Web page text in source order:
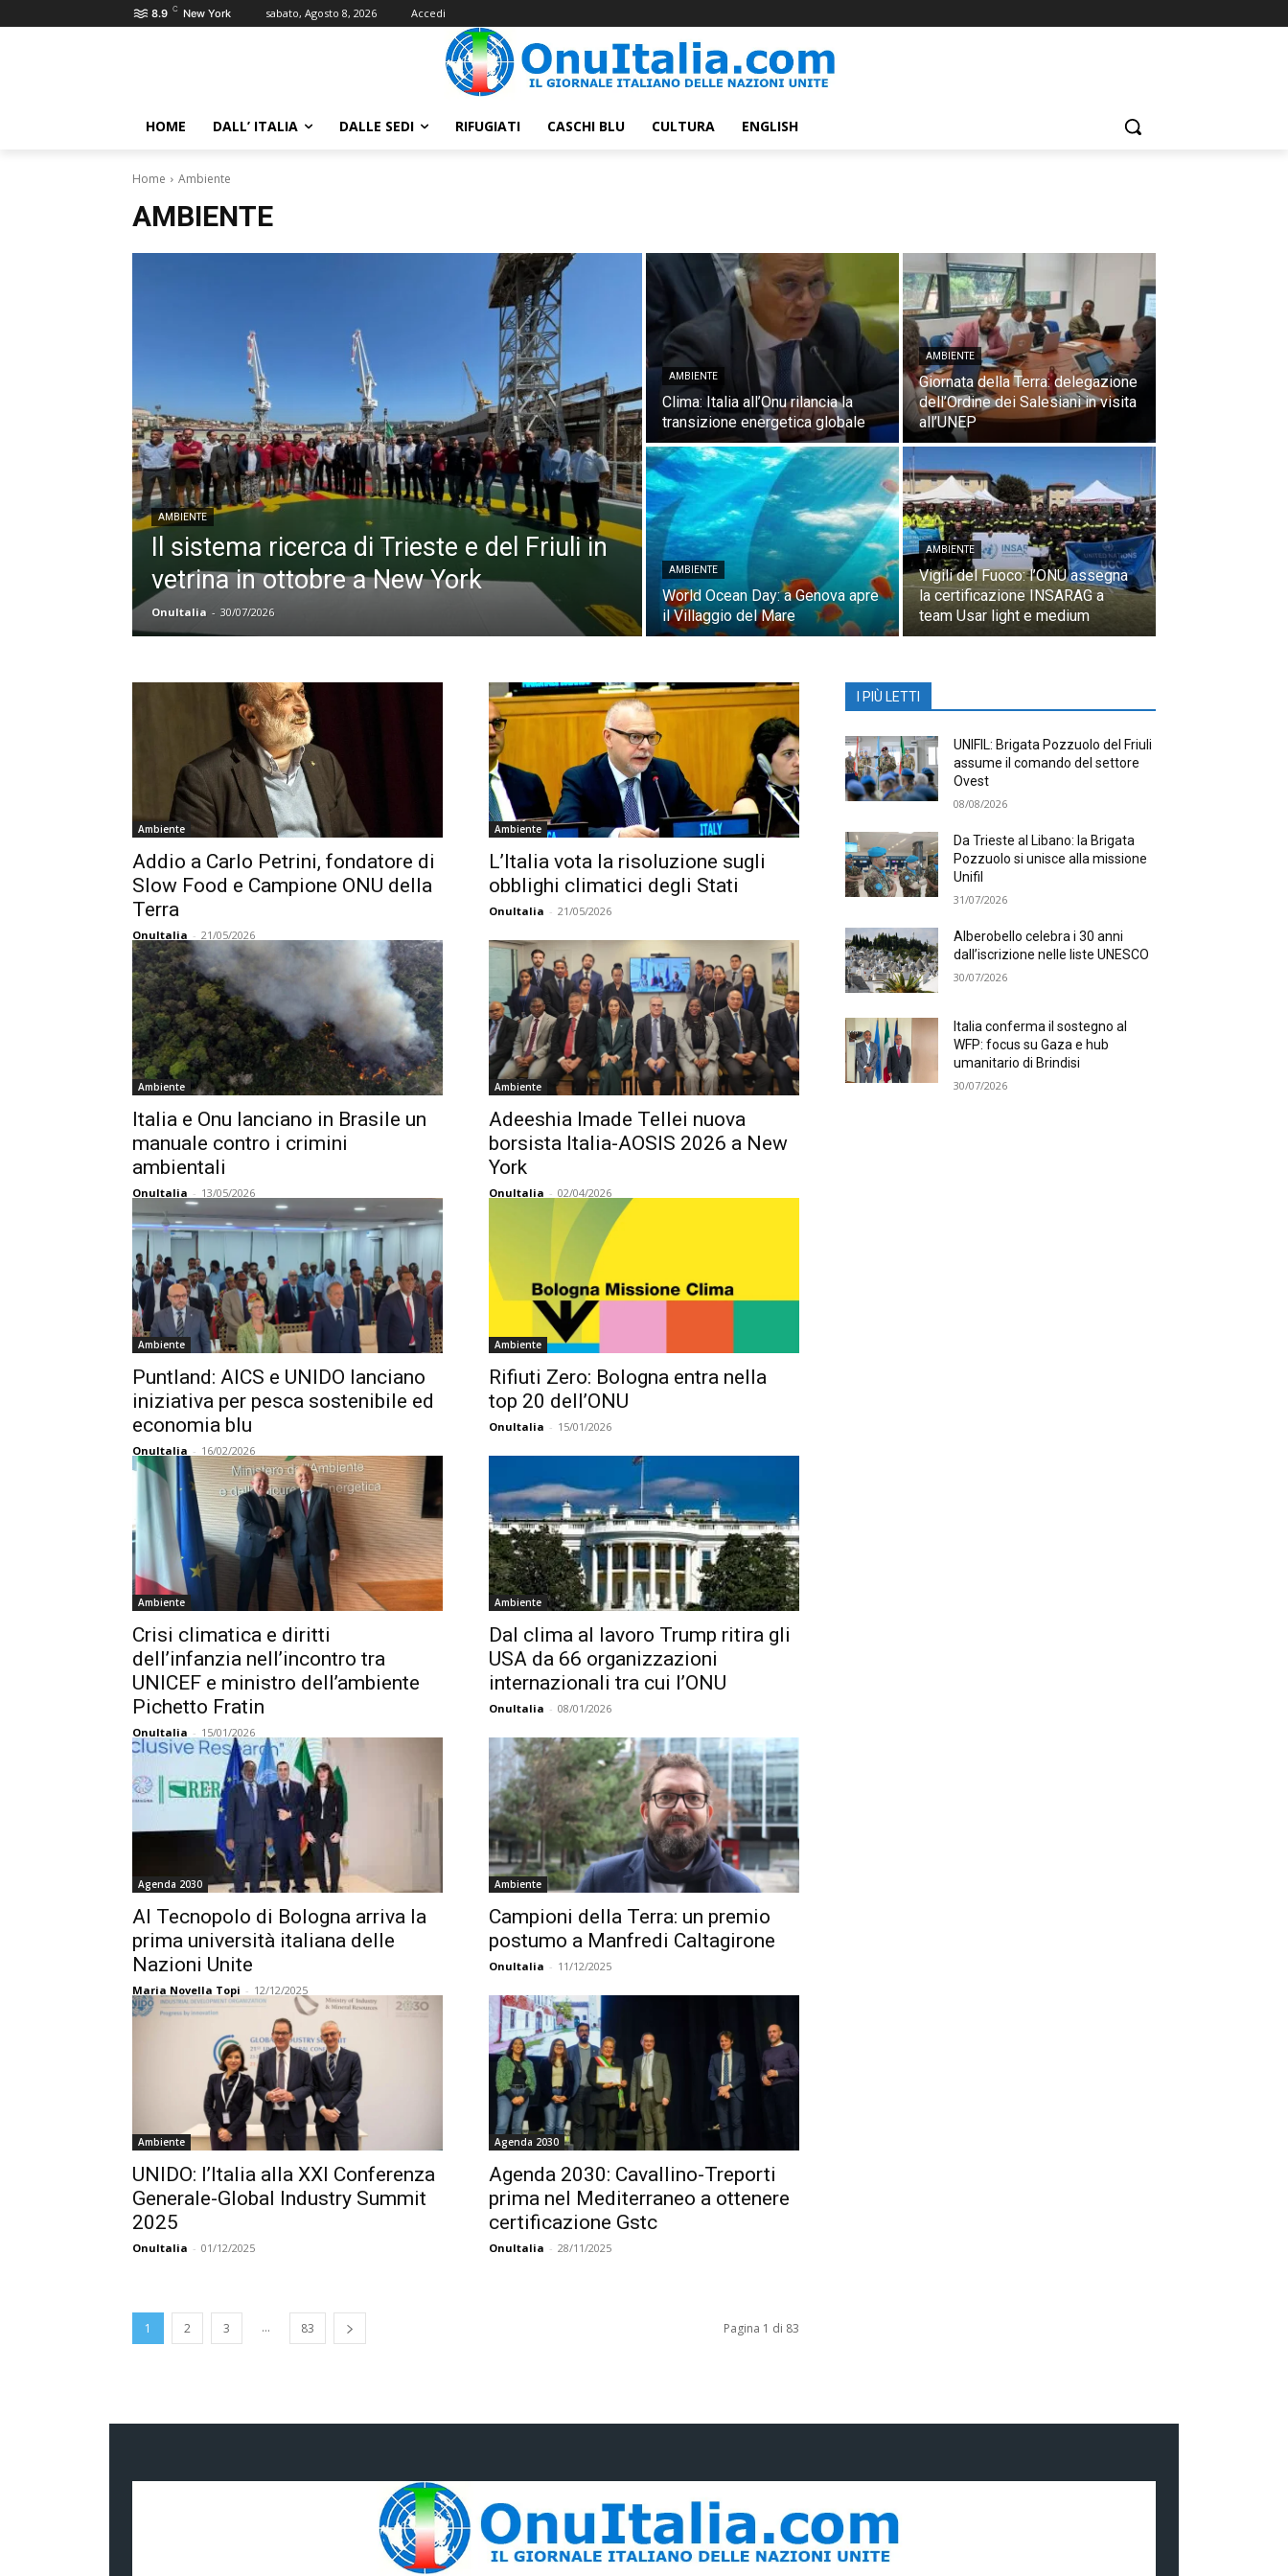
8.9 C New York sabato, Agosto 8, 2026 Accedi
HOME DALL’ ITALIA DALLE SEDI RIFUGIATI CASCHI BLU CULTURA ENGLISH
Home Ambiente
AMBIENTE
AMBIENTE
Il sistema ricerca di Trieste e del Friuli in
vetrina in ottobre a New York
OnuItalia - 30/07/2026
AMBIENTE
Clima: Italia all’Onu rilancia la
transizione energetica globale
AMBIENTE
Giornata della Terra: delegazione
dell’Ordine dei Salesiani in visita
all’UNEP
AMBIENTE
World Ocean Day: a Genova apre
il Villaggio del Mare
AMBIENTE
Vigili del Fuoco: l’ONU assegna
la certificazione INSARAG a
team Usar light e medium
Ambiente
Addio a Carlo Petrini, fondatore di
Slow Food e Campione ONU della
Terra
OnuItalia - 21/05/2026
Ambiente
L’Italia vota la risoluzione sugli
obblighi climatici degli Stati
OnuItalia - 21/05/2026
Ambiente
Italia e Onu lanciano in Brasile un
manuale contro i crimini
ambientali
OnuItalia - 13/05/2026
Ambiente
Adeeshia Imade Tellei nuova
borsista Italia-AOSIS 2026 a New
York
OnuItalia - 02/04/2026
Ambiente
Puntland: AICS e UNIDO lanciano
iniziativa per pesca sostenibile ed
economia blu
OnuItalia - 16/02/2026
Ambiente
Rifiuti Zero: Bologna entra nella
top 20 dell’ONU
OnuItalia - 15/01/2026
Ambiente
Crisi climatica e diritti
dell’infanzia nell’incontro tra
UNICEF e ministro dell’ambiente
Pichetto Fratin
OnuItalia - 15/01/2026
Ambiente
Dal clima al lavoro Trump ritira gli
USA da 66 organizzazioni
internazionali tra cui l’ONU
OnuItalia - 08/01/2026
Agenda 2030
Al Tecnopolo di Bologna arriva la
prima università italiana delle
Nazioni Unite
Maria Novella Topi - 12/12/2025
Ambiente
Campioni della Terra: un premio
postumo a Manfredi Caltagirone
OnuItalia - 11/12/2025
Ambiente
UNIDO: l’Italia alla XXI Conferenza
Generale-Global Industry Summit
2025
OnuItalia - 01/12/2025
Agenda 2030
Agenda 2030: Cavallino-Treporti
prima nel Mediterraneo a ottenere
certificazione Gstc
OnuItalia - 28/11/2025
1 2 3 ... 83 Pagina 1 di 83
I PIÙ LETTI
UNIFIL: Brigata Pozzuolo del Friuli
assume il comando del settore
Ovest
08/08/2026
Da Trieste al Libano: la Brigata
Pozzuolo si unisce alla missione
Unifil
31/07/2026
Alberobello celebra i 30 anni
dall’iscrizione nelle liste UNESCO
30/07/2026
Italia conferma il sostegno al
WFP: focus su Gaza e hub
umanitario di Brindisi
30/07/2026